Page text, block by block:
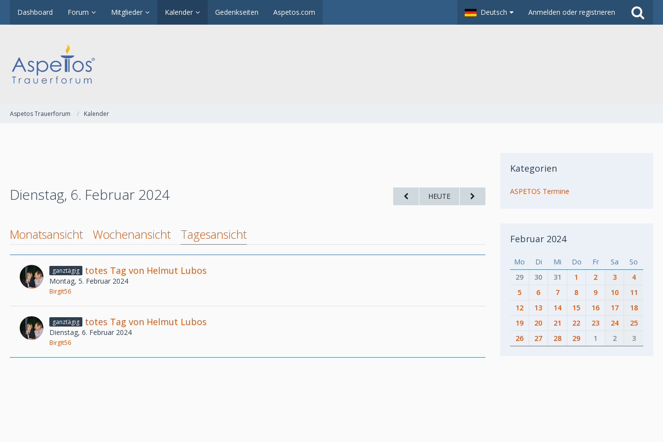
Dashboard Forum Mitglieder Kalender Gedenkseiten Aspetos.com Deutsch Anmelden oder registrieren
Aspetos Trauerforum Kalender
Dienstag, 6. Februar 2024 HEUTE
Monatsansicht Wochenansicht Tagesansicht
ganztägig totes Tag von Helmut Lubos
Montag, 5. Februar 2024
Birgit56
ganztägig totes Tag von Helmut Lubos
Dienstag, 6. Februar 2024
Birgit56
Kategorien
ASPETOS Termine
Februar 2024
Mo Di Mi Do Fr Sa
So
29
30 31 1 2 3
4
5
6 7 8 9 10
11
12
13 14 15 16 17
18
19
20 21 22 23 24
25
26
27 28 29 1 2 3